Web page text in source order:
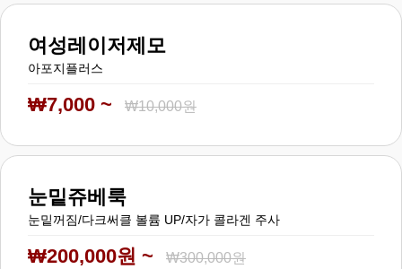
여성레이저제모
아포지플러스
₩7,000 ~ ₩10,000원
눈밑쥬베룩
눈밑꺼짐/다크써클 볼륨 UP/자가 콜라겐 주사
₩200,000원 ~ ₩300,000원